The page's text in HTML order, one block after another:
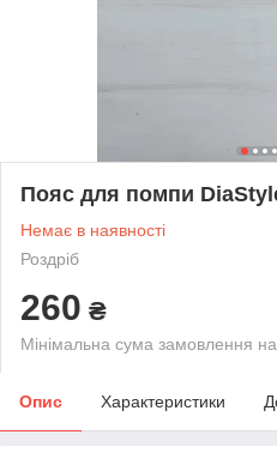
Пояс для помпи
Немає в наявності
Роздріб
260 ₴
Мінімальна сума замовлення
Опис Характеристики